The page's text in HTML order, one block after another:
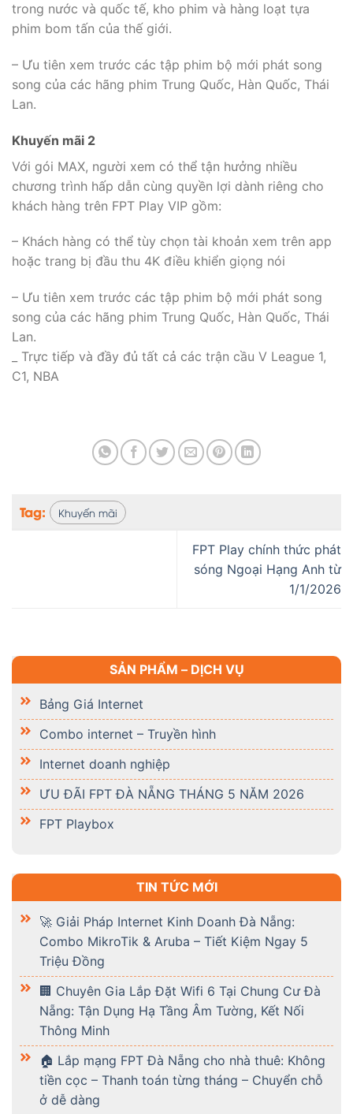
SẢN PHẨM – DỊCH VỤ
Bảng Giá Internet
Combo internet – Truyền hình
Internet doanh nghiệp
ƯU ĐÃI FPT ĐÀ NẴNG THÁNG 5 NĂM 2026
FPT Playbox
TIN TỨC MỚI
🚀 Giải Pháp Internet Kinh Doanh Đà Nẵng:
Combo MikroTik & Aruba – Tiết Kiệm Ngay 5
Triệu Đồng
🏢 Chuyên Gia Lắp Đặt Wifi 6 Tại Chung Cư Đà
Nẵng: Tận Dụng Hạ Tầng Âm Tường, Kết Nối
Thông Minh
🏠 Lắp mạng FPT Đà Nẵng cho nhà thuê: Không
tiền cọc – Thanh toán từng tháng – Chuyển chỗ
ở dễ dàng
trong nước và quốc tế, kho phim và hàng loạt tựa
phim bom tấn của thế giới.
– Ưu tiên xem trước các tập phim bộ mới phát song
song của các hãng phim Trung Quốc, Hàn Quốc, Thái
Lan.
Khuyến mãi 2
Với gói MAX, người xem có thể tận hưởng nhiều
chương trình hấp dẫn cùng quyền lợi dành riêng cho
khách hàng trên FPT Play VIP gồm:
– Khách hàng có thể tùy chọn tài khoản xem trên app
hoặc trang bị đầu thu 4K điều khiển giọng nói
– Ưu tiên xem trước các tập phim bộ mới phát song
song của các hãng phim Trung Quốc, Hàn Quốc, Thái
Lan.
_ Trực tiếp và đầy đủ tất cả các trận cầu V League 1,
C1, NBA
Tag: Khuyến mãi
FPT Play chính thức phát
sóng Ngoại Hạng Anh từ
1/1/2026